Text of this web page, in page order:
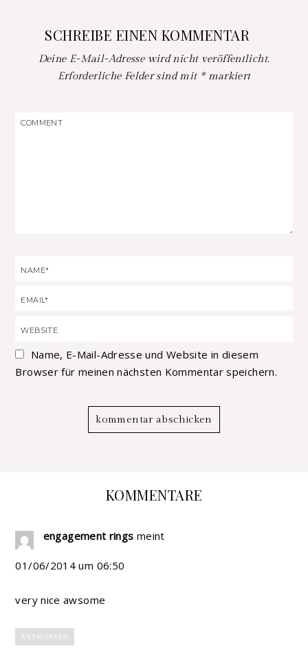
SCHREIBE EINEN KOMMENTAR
Deine E-Mail-Adresse wird nicht veröffentlicht.
Erforderliche Felder sind mit *markiert
Name, E-Mail-Adresse und Website in diesem
Browser für meinen nächsten Kommentar speichern.
KOMMENTARE
engagement rings meint
01/06/2014 um 06:50
very nice awsome
ANTWORTEN